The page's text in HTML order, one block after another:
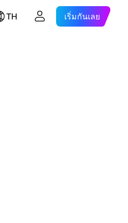
TH เริ่มกันเลย